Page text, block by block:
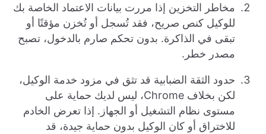
مخاطر التخزين إذا مررت بيانات الاعتماد الخاصة بك
للوكيل كنص صريح، فقد تُسجل أو تُخزن مؤقتًا أو
تبقى في الذاكرة. بدون تحكم صارم بالدخول، تصبح
مصدر خطر.
حدود الثقة الضبابية قد تثق في مزود خدمة الوكيل،
لكن بخلاف Chrome، ليس لديك حماية على
مستوى نظام التشغيل أو الجهاز. إذا تعرض الخادم
للاختراق أو كان الوكيل بدون حماية جيدة، قد